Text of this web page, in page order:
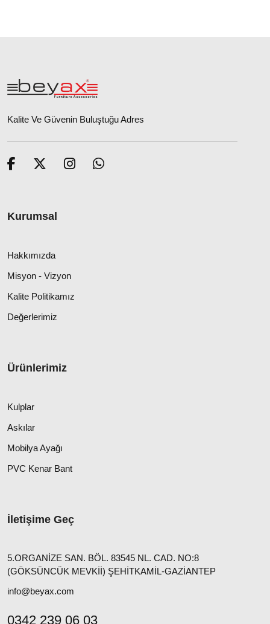
Kalite Ve Güvenin Buluştuğu Adres
Kurumsal
Hakkımızda
Misyon - Vizyon
Kalite Politikamız
Değerlerimiz
Ürünlerimiz
Kulplar
Askılar
Mobilya Ayağı
PVC Kenar Bant
İletişime Geç
5.ORGANİZE SAN. BÖL. 83545 NL. CAD. NO:8
(GÖKSÜNCÜK MEVKİİ) ŞEHİTKAMİL-GAZİANTEP
info@beyax.com
0342 239 06 03